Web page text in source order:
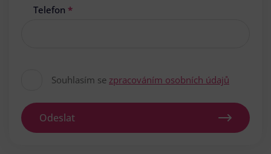
Telefon *
Souhlasím se zpracováním osobních údajů
Odeslat